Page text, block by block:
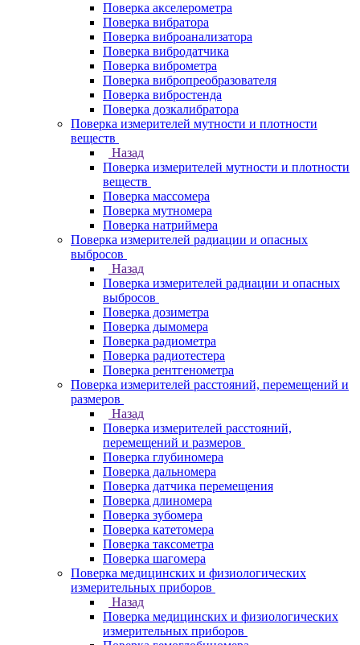
Поверка акселерометра
Поверка вибратора
Поверка виброанализатора
Поверка вибродатчика
Поверка виброметра
Поверка вибропреобразователя
Поверка вибростенда
Поверка дозкалибратора
Поверка измерителей мутности и плотности
веществ
Назад
Поверка измерителей мутности и плотности
веществ
Поверка массомера
Поверка мутномера
Поверка натриймера
Поверка измерителей радиации и опасных
выбросов
Назад
Поверка измерителей радиации и опасных
выбросов
Поверка дозиметра
Поверка дымомера
Поверка радиометра
Поверка радиотестера
Поверка рентгенометра
Поверка измерителей расстояний, перемещений и
размеров
Назад
Поверка измерителей расстояний,
перемещений и размеров
Поверка глубиномера
Поверка дальномера
Поверка датчика перемещения
Поверка длиномера
Поверка зубомера
Поверка катетомера
Поверка таксометра
Поверка шагомера
Поверка медицинских и физиологических
измерительных приборов
Назад
Поверка медицинских и физиологических
измерительных приборов